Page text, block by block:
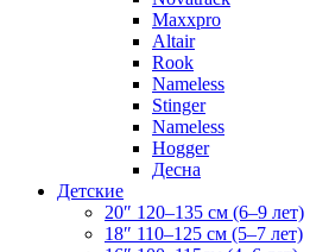
Maxxpro
Altair
Rook
Nameless
Stinger
Nameless
Hogger
Десна
Детские
20″ 120–135 см (6–9 лет)
18″ 110–125 см (5–7 лет)